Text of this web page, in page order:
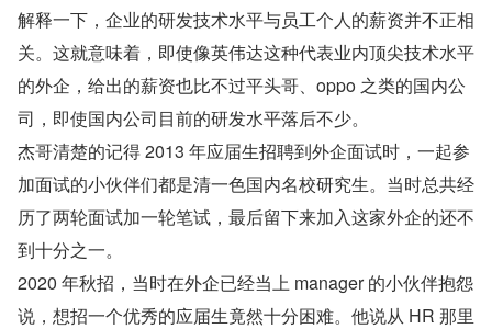
解释一下，企业的研发技术水平与员工个人的薪资并不正相
关。这就意味着，即使像英伟达这种代表业内顶尖技术水平
的外企，给出的薪资也比不过平头哥、oppo 之类的国内公
司，即使国内公司目前的研发水平落后不少。
杰哥清楚的记得 2013 年应届生招聘到外企面试时，一起参
加面试的小伙伴们都是清一色国内名校研究生。当时总共经
历了两轮面试加一轮笔试，最后留下来加入这家外企的还不
到十分之一。
2020 年秋招，当时在外企已经当上 manager 的小伙伴抱怨
说，想招一个优秀的应届生竟然十分困难。他说从 HR 那里